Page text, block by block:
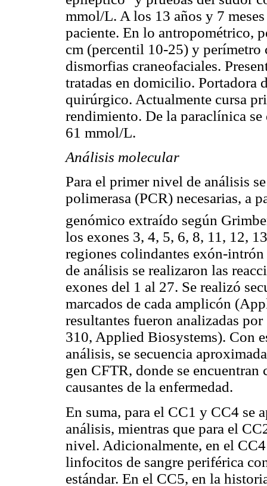
mmol/L. A los 13 años y 7
paciente. En lo antropométrico,
cm (percentil 10-25) y
dismorfias craneofaciales.
tratadas en domicilio. Portadora
quirúrgico. Actualmente cursa
rendimiento. De la paraclínica
61 mmol/L.
Análisis molecular
Para el primer nivel de análisis
polimerasa (PCR) necesarias, a
genómico extraído según
los exones 3, 4, 5, 6, 8, 11, 12,
regiones colindantes exón-
de análisis se realizaron las
exones del 1 al 27. Se realizó
marcados de cada amplicón
resultantes fueron analizadas
310, Applied Biosystems). Con
análisis, se secuencia
gen CFTR, donde se encuentran
causantes de la enfermedad.
En suma, para el CC1 y CC4 se
análisis, mientras que para el
nivel. Adicionalmente, en el
linfocitos de sangre periférica
estándar. En el CC5, en la